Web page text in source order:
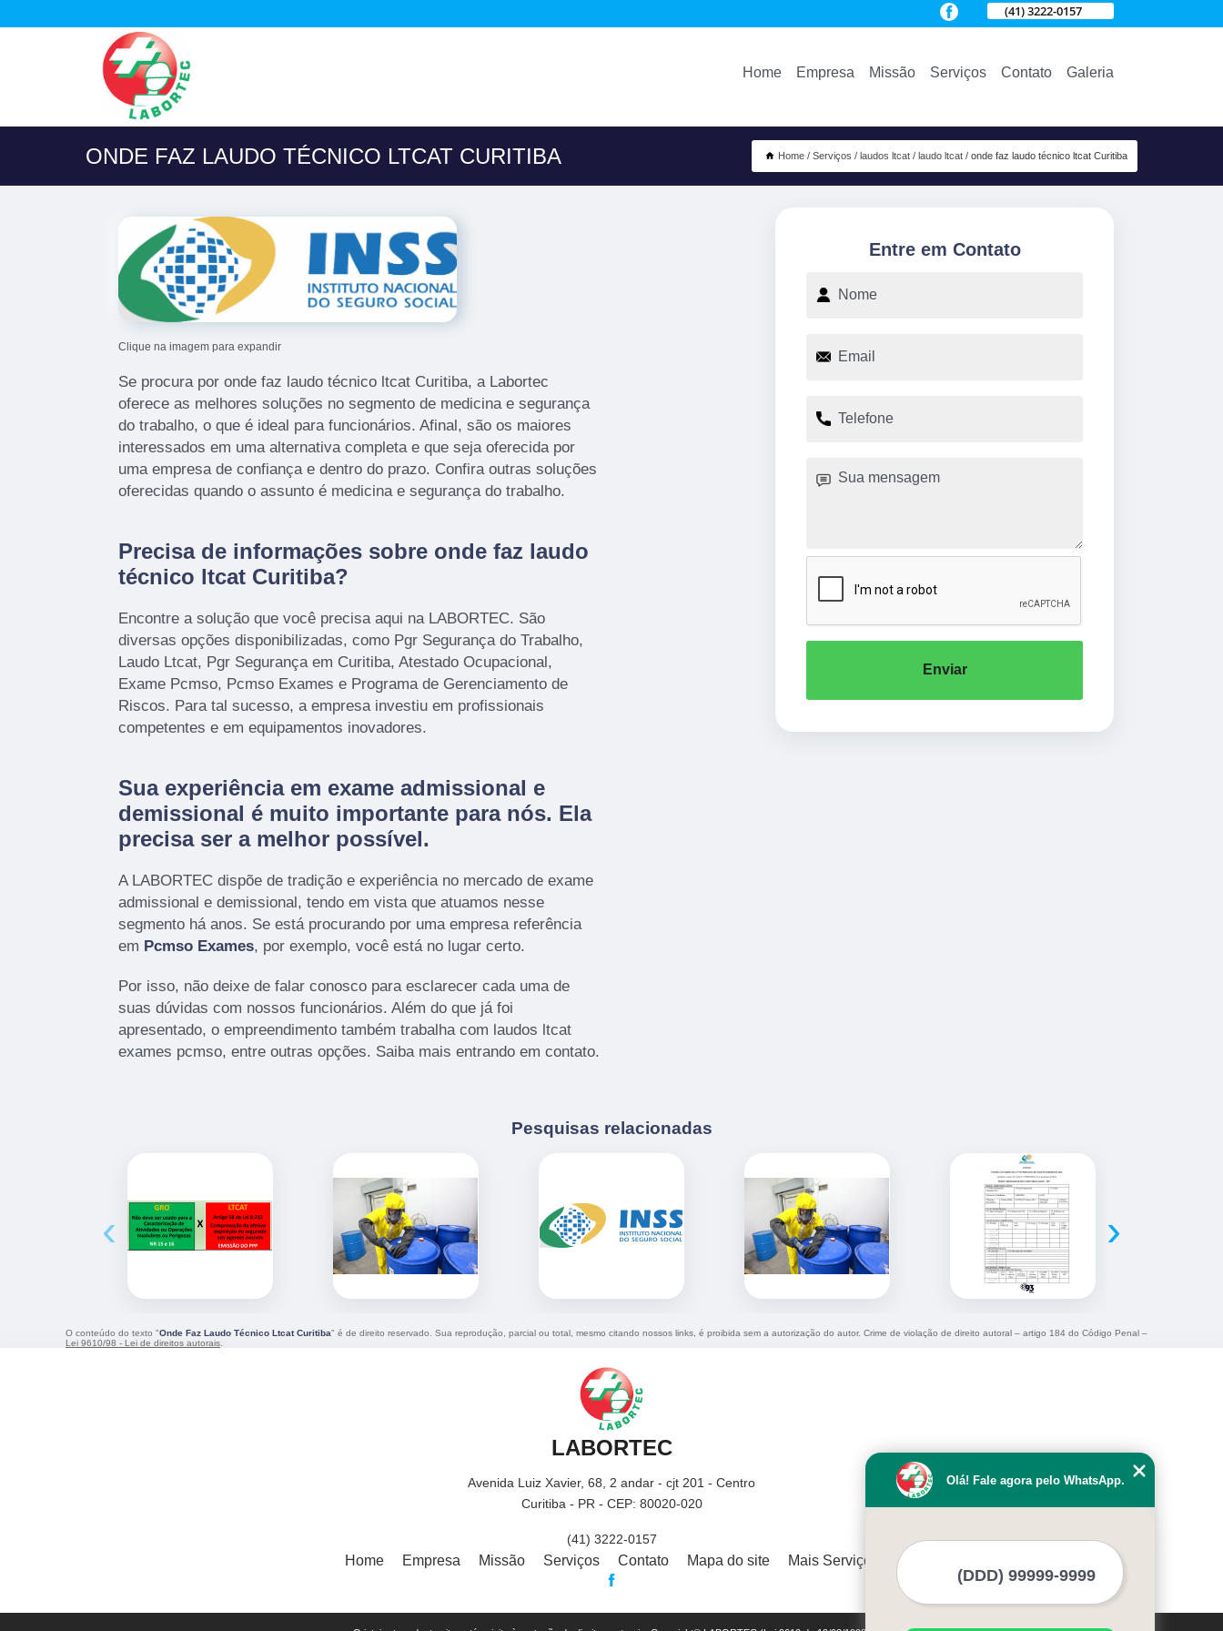
(41) 3222-0157
Home Empresa Missão Serviços Contato Galeria
ONDE FAZ LAUDO TÉCNICO LTCAT CURITIBA Home Serviços laudos ltcat laudo ltcat onde faz laudo técnico ltcat Curitiba
Clique na imagem para expandir
Se procura por onde faz laudo técnico ltcat Curitiba, a Labortec
oferece as melhores soluções no segmento de medicina e segurança
do trabalho, o que é ideal para funcionários. Afinal, são os maiores
interessados em uma alternativa completa e que seja oferecida por
uma empresa de confiança e dentro do prazo. Confira outras soluções
oferecidas quando o assunto é medicina e segurança do trabalho.
Precisa de informações sobre onde faz laudo
técnico ltcat Curitiba?
Encontre a solução que você precisa aqui na LABORTEC. São
diversas opções disponibilizadas, como Pgr Segurança do Trabalho,
Laudo Ltcat, Pgr Segurança em Curitiba, Atestado Ocupacional,
Exame Pcmso, Pcmso Exames e Programa de Gerenciamento de
Riscos. Para tal sucesso, a empresa investiu em profissionais
competentes e em equipamentos inovadores.
Sua experiência em exame admissional e
demissional é muito importante para nós. Ela
precisa ser a melhor possível.
A LABORTEC dispõe de tradição e experiência no mercado de exame
admissional e demissional, tendo em vista que atuamos nesse
segmento há anos. Se está procurando por uma empresa referência
em Pcmso Exames, por exemplo, você está no lugar certo.
Por isso, não deixe de falar conosco para esclarecer cada uma de
suas dúvidas com nossos funcionários. Além do que já foi
apresentado, o empreendimento também trabalha com laudos ltcat
exames pcmso, entre outras opções. Saiba mais entrando em contato.
Entre em Contato
Enviar
Pesquisas relacionadas
‹ ›
O conteúdo do texto "Onde Faz Laudo Técnico Ltcat Curitiba" é de direito reservado. Sua reprodução, parcial ou total, mesmo citando nossos links, é proibida sem a autorização do autor. Crime de violação de direito autoral – artigo 184 do Código Penal –
Lei 9610/98 - Lei de direitos autorais
LABORTEC
Avenida Luiz Xavier, 68, 2 andar - cjt 201 - Centro
Curitiba - PR - CEP: 80020-020
(41) 3222-0157
Home Empresa Missão Serviços Contato Mapa do site Mais Serviços
Olá! Fale agora pelo WhatsApp.